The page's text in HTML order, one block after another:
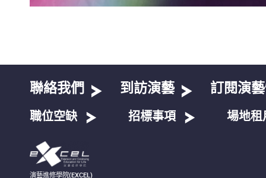
聯絡我們 到訪演藝 訂閱演
職位空缺 招標事項 場地租
演藝進修學院(EXCEL)